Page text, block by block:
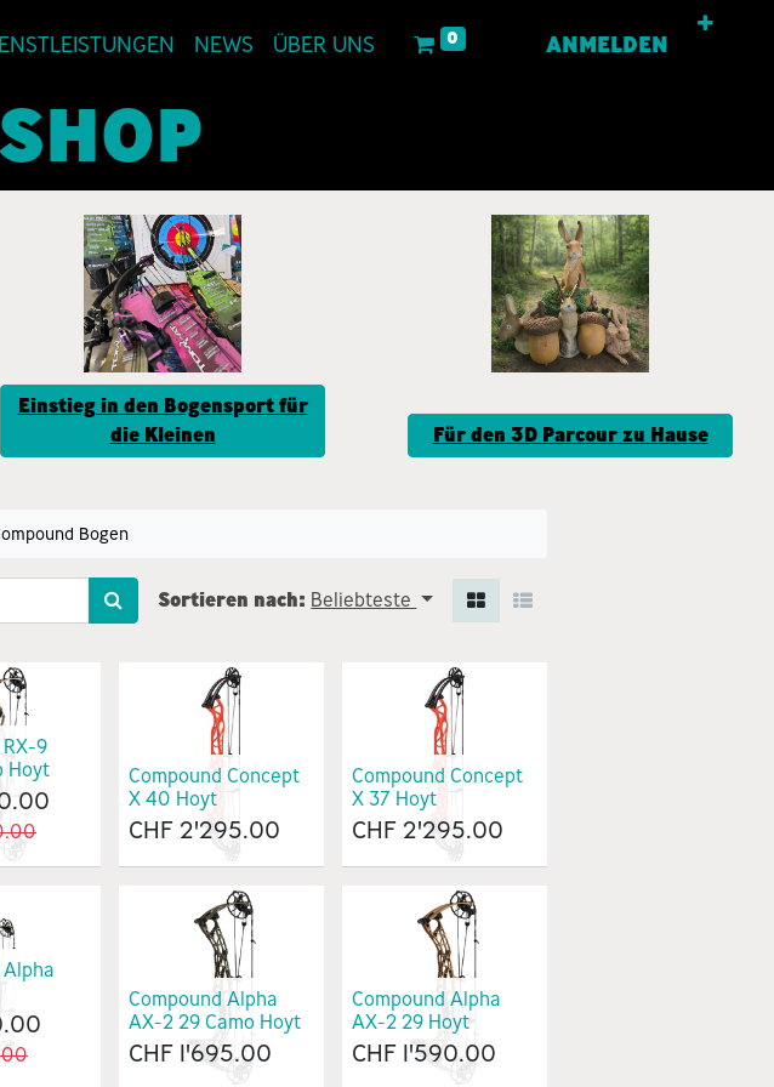
NEWS ÜBER UNS 0 ANMELDEN
Einstieg in den Bogensport für
die Kleinen
Für den 3D Parcour zu Hause
Bogen
Sortieren nach: Beliebteste
9
Hoyt
Compound Concept
X 40 Hoyt
CHF 2'295.00
Compound Concept
X 37 Hoyt
CHF 2'295.00
Compound Alpha
AX-2 29 Camo Hoyt
CHF 1'695.00
Compound Alpha
AX-2 29 Hoyt
CHF 1'590.00